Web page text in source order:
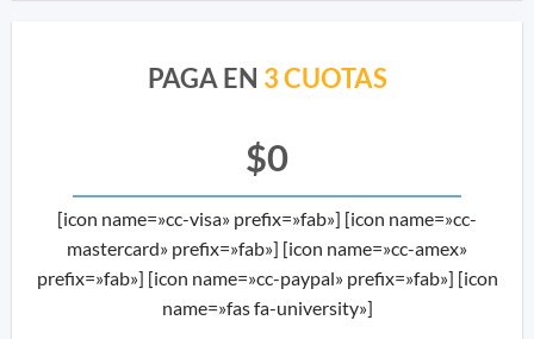
PAGA EN 3 CUOTAS
$0
[icon name=»cc-visa» prefix=»fab»] [icon name=»cc-
mastercard» prefix=»fab»] [icon name=»cc-amex»
prefix=»fab»] [icon name=»cc-paypal» prefix=»fab»] [icon
name=»fas fa-university»]